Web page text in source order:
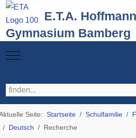
E.T.A.
Gymnasium Bamberg
Mobile Menu Toggle
Seite: Startseite Schulfamilie
Deutsch
Recherche